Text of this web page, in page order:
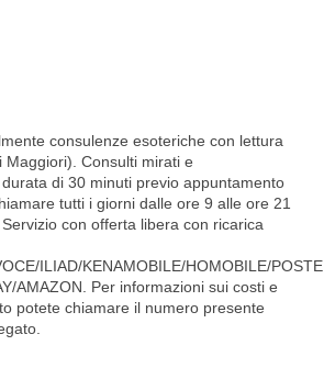
consulenze esoteriche con lettura
Maggiori). Consulti mirati e
di 30 minuti previo appuntamento
tutti i giorni dalle ore 9 alle ore 21
con offerta libera con ricarica
ILIAD/KENAMOBILE/HOMOBILE/
AMAZON. Per informazioni sui costi e
potete chiamare il numero presente